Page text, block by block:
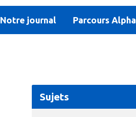
Notre journal Parcours Alpha
Sujets